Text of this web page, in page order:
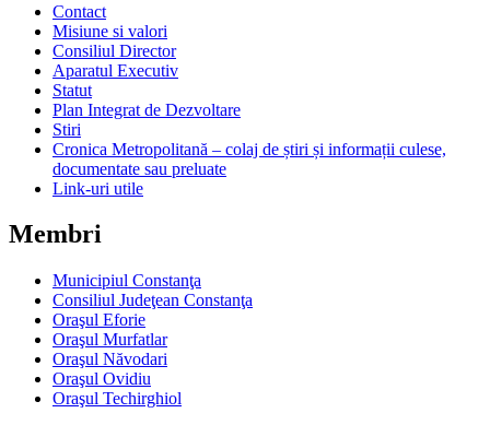
Contact
Misiune si valori
Consiliul Director
Aparatul Executiv
Statut
Plan Integrat de Dezvoltare
Stiri
Cronica Metropolitană – colaj de știri și informații culese,
documentate sau preluate
Link-uri utile
Membri
Municipiul Constanţa
Consiliul Judeţean Constanţa
Oraşul Eforie
Oraşul Murfatlar
Oraşul Năvodari
Oraşul Ovidiu
Oraşul Techirghiol